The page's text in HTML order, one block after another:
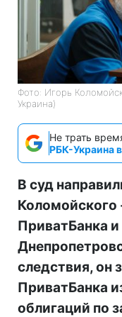
Фото: Игорь
Украина)
Не трать
РБК-Украина
В суд
ПриватБанка
следствия, он
ПриватБанка
облигаций по